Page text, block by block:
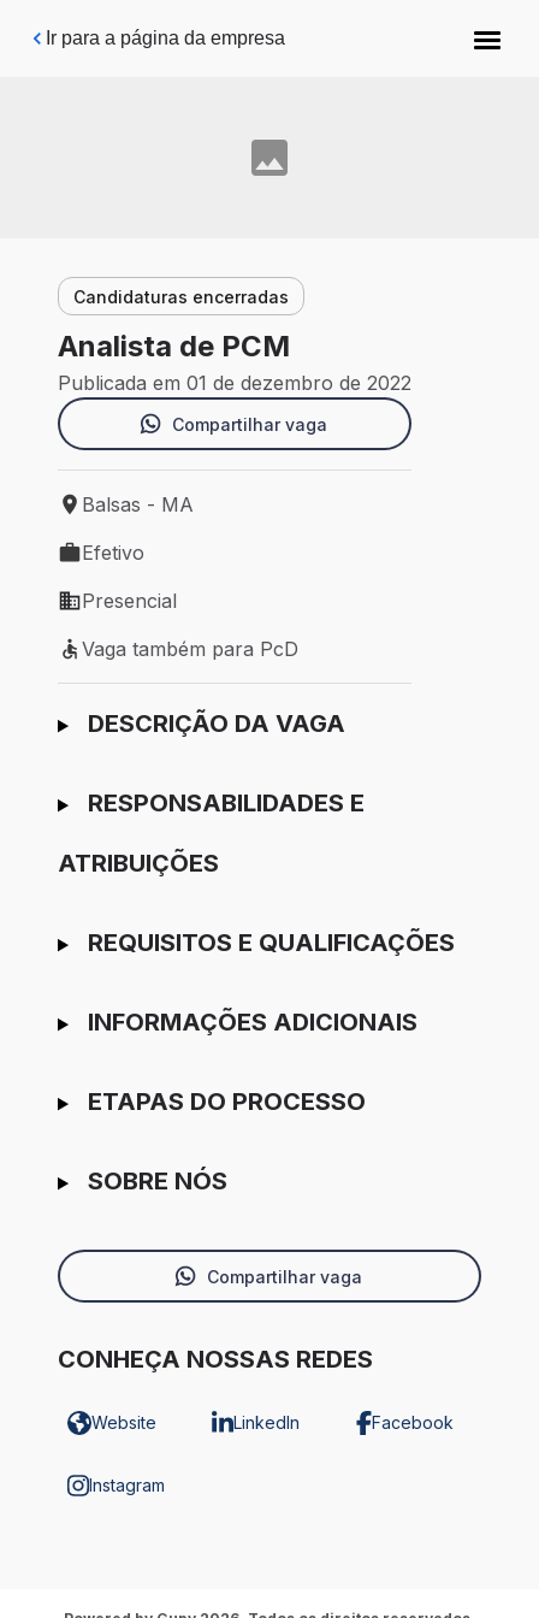
Pular para o conteúdo principal
Ir para a página da empresa
Candidaturas encerradas
Analista de PCM
Publicada em 01 de dezembro de 2022
Compartilhar vaga
Local de trabalho: Balsas - MA
Balsas - MA
Tipo de vaga: Efetivo
Efetivo
Modelo de trabalho: Presencial
Presencial
Vaga também para PcD
Vaga também para PcD
Ir para candidatura
DESCRIÇÃO DA VAGA
RESPONSABILIDADES E
ATRIBUIÇÕES
REQUISITOS E QUALIFICAÇÕES
INFORMAÇÕES ADICIONAIS
ETAPAS DO PROCESSO
SOBRE NÓS
Compartilhar vaga
CONHEÇA NOSSAS REDES
Website LinkedIn Facebook
Instagram